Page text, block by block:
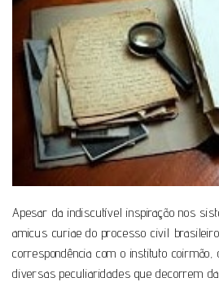
Apesar da indiscutível inspiração nos
amicus curiae do processo civil
correspondência com o instituto
diversas peculiaridades que decorrem